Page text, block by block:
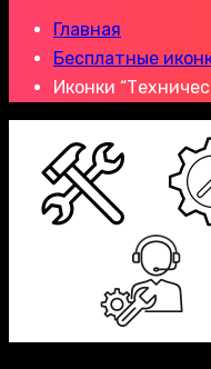
Главная
Бесплатные
Иконки